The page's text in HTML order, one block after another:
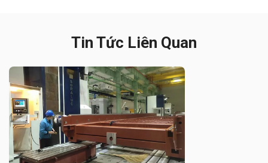
Tin Tức Liên Quan